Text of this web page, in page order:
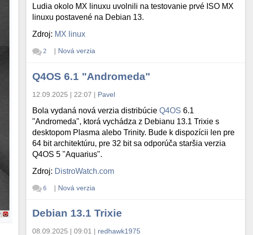
Ludia okolo MX linuxu uvolnili na testovanie prvé ISO MX
linuxu postavené na Debian 13.
Zdroj: MX linux
2 | Nová verzia
Q4OS 6.1 "Andromeda"
12.09.2025 | 22:07 | Pavel
Bola vydaná nová verzia distribúcieQ4OS 6.1
"Andromeda", ktorá vychádza z Debianu 13.1 Trixie s
desktopom Plasma alebo Trinity. Bude k dispozícii len pre
64 bit architektúru, pre 32 bit sa odporúča staršia verzia
Q4OS 5 "Aquarius".
Zdroj: DistroWatch.com
6 | Nová verzia
Debian 13.1 Trixie
08.09.2025 | 09:01 | redhawk1975